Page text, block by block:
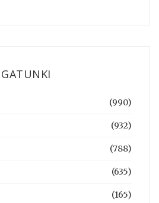
GATUNKI
(990)
(932)
(788)
(635)
(165)